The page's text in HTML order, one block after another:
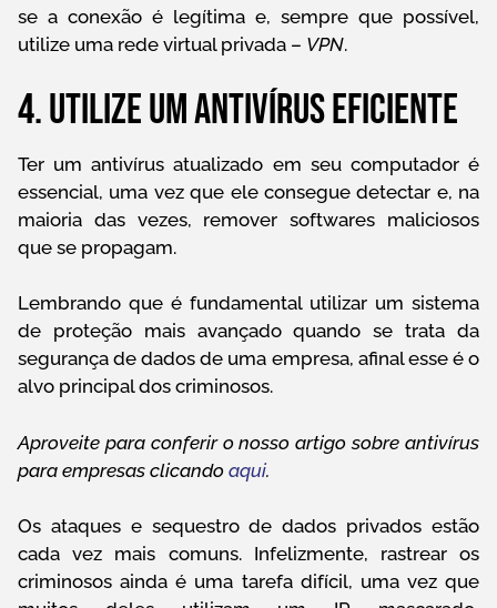
se a conexão é legítima e, sempre que possível,
utilize uma rede virtual privada – VPN.
4. Utilize um antivírus eficiente
Ter um antivírus atualizado em seu computador é
essencial, uma vez que ele consegue detectar e, na
maioria das vezes, remover softwares maliciosos
que se propagam.
Lembrando que é fundamental utilizar um sistema
de proteção mais avançado quando se trata da
segurança de dados de uma empresa, afinal esse é o
alvo principal dos criminosos.
Aproveite para conferir o nosso artigo sobre antivírus
para empresas clicando aqui.
Os ataques e sequestro de dados privados estão
cada vez mais comuns. Infelizmente, rastrear os
criminosos ainda é uma tarefa difícil, uma vez que